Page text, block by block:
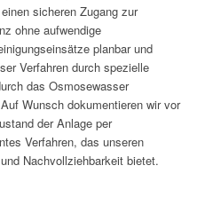
sicheren Zugang zur
ohne aufwendige
planbar und
Verfahren durch spezielle
das Osmosewasser
Wunsch dokumentieren wir vor
der Anlage per
Verfahren, das unseren
Nachvollziehbarkeit bietet.